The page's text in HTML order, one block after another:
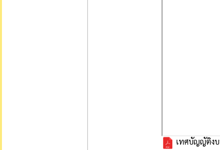
เทศบัญญัติงบ